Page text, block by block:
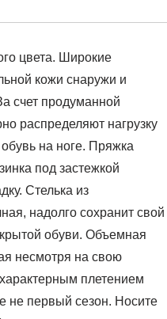
цвета. Широкие
кожи снаружи и
счет продуманной
распределяют нагрузку
на ноге. Пряжка
под застежкой
Стелька из
надолго сохранит свой
обуви. Объемная
несмотря на свою
плетением
не первый сезон. Носите